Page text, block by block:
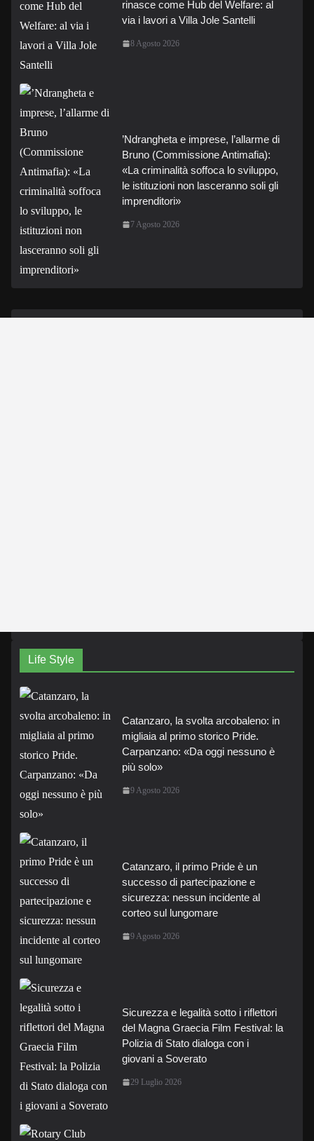
rinasce come Hub del Welfare: al
via i lavori a Villa Jole Santelli
8 Agosto 2026
’Ndrangheta e imprese, l’allarme di
Bruno (Commissione Antimafia):
«La criminalità soffoca lo sviluppo,
le istituzioni non lasceranno soli gli
imprenditori»
7 Agosto 2026
Life Style
Catanzaro, la svolta arcobaleno: in
migliaia al primo storico Pride.
Carpanzano: «Da oggi nessuno è
più solo»
9 Agosto 2026
Catanzaro, il primo Pride è un
successo di partecipazione e
sicurezza: nessun incidente al
corteo sul lungomare
9 Agosto 2026
Sicurezza e legalità sotto i riflettori
del Magna Graecia Film Festival: la
Polizia di Stato dialoga con i
giovani a Soverato
29 Luglio 2026